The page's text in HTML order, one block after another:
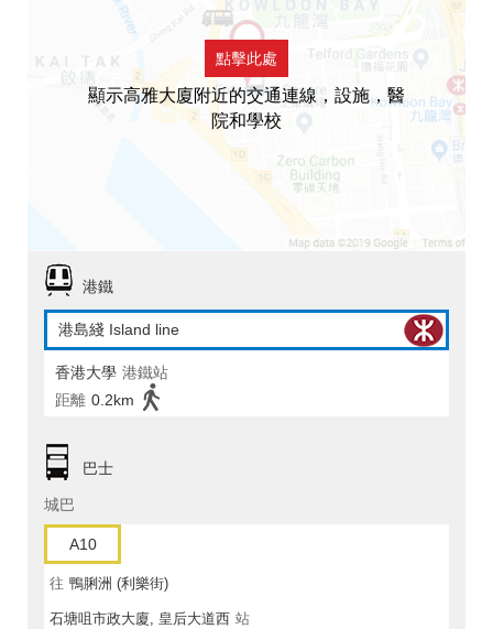
點擊此處
顯示高雅大廈附近的交通連線，設施，醫
院和學校
港鐵
港島綫 Island line
香港大學 港鐵站
距離 0.2km
巴士
城巴
A10
往 鴨脷洲 (利樂街)
石塘咀市政大廈, 皇后大道西 站